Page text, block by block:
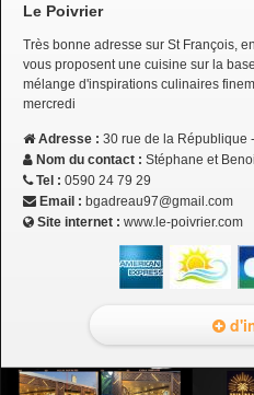
Le Poivrier
Très bonne adresse sur St François,
vous proposent une cuisine sur la
mélange d'inspirations culinaires
mercredi
Adresse : 30 rue de la République
Nom du contact : Stéphane et
Tel : 0590 24 79 29
Email : bgadreau97@gmail.com
Site internet : www.le-poivrier.com